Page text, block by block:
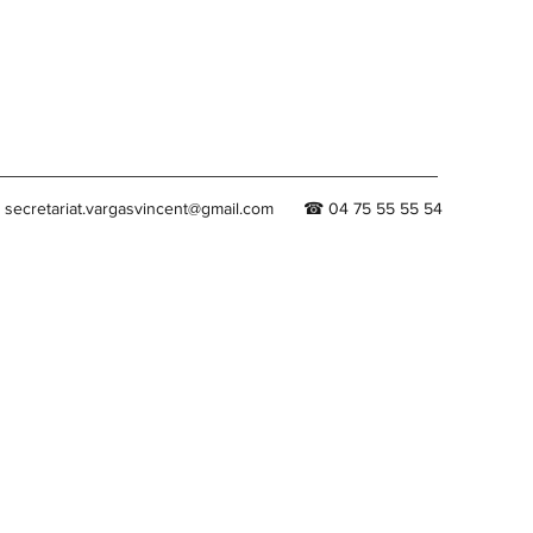
secretariat.vargasvincent@gmail.com ☎ 04 75 55 55 54